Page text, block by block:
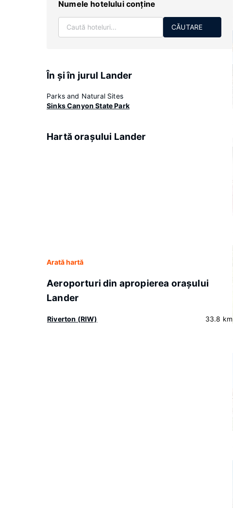
Numele hotelului conţine
CĂUTARE
În şi în jurul Lander
Parks and Natural Sites
Sinks Canyon State Park
Hartă oraşului Lander
Arată hartă
Aeroporturi din apropierea oraşului
Lander
Riverton (RIW) 33.8 km